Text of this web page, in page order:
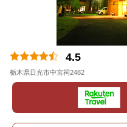
4.5
栃木県日光市中宮祠2482